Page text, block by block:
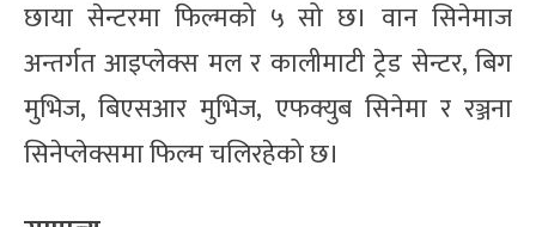
छाया सेन्टरमा फिल्मको ५ सो छ। वान सिनेमाज
अन्तर्गत आइप्लेक्स मल र कालीमाटी ट्रेड सेन्टर, बिग
मुभिज, बिएसआर मुभिज, एफक्युब सिनेमा र रञ्जना
सिनेप्लेक्समा फिल्म चलिरहेको छ।